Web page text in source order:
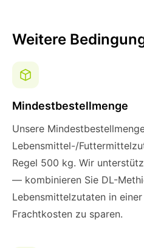
Weitere
Mindestbestellmenge
Unsere
Lebensmittel-/
Regel 500 kg. Wir
— kombinieren Sie DL-
Lebensmittelzutaten in einer
Frachtkosten zu sparen.